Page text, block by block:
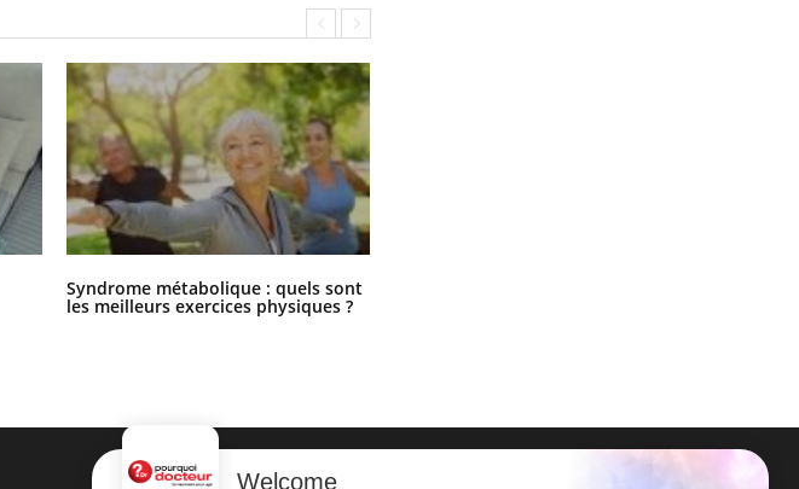
Syndrome métabolique : quels sont
les meilleurs exercices physiques ?
Welcome